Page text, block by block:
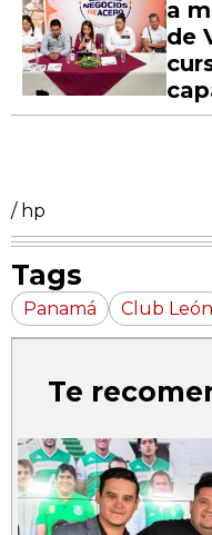
a
de
/ hp
Tags
Panamá Club León
Te